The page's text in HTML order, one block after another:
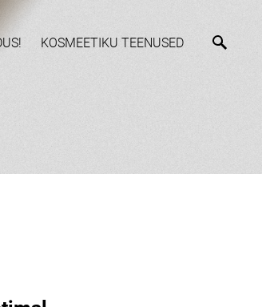
KOSMEETIKU TEENUSED